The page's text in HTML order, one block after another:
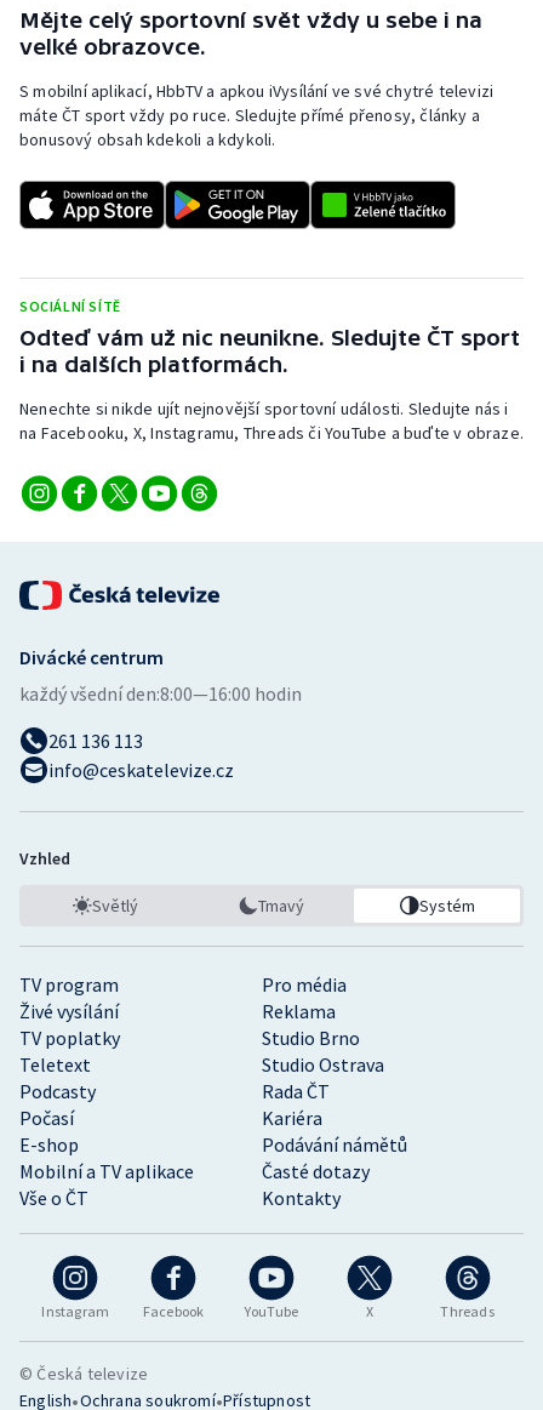
Mějte celý sportovní svět vždy u sebe i na
velké obrazovce.
S mobilní aplikací, HbbTV a apkou iVysílání ve své chytré televizi
máte ČT sport vždy po ruce. Sledujte přímé přenosy, články a
bonusový obsah kdekoli a kdykoli.
SOCIÁLNÍ SÍTĚ
Odteď vám už nic neunikne. Sledujte ČT sport
i na dalších platformách.
Nenechte si nikde ujít nejnovější sportovní události. Sledujte nás i
na Facebooku, X, Instagramu, Threads či YouTube a buďte v obraze.
Instagram Facebook YouTube X Threads
TV program
Pro média
Živé vysílání
Reklama
TV poplatky
Studio Brno
Teletext
Studio Ostrava
Podcasty
Rada ČT
Počasí
Kariéra
E-shop
Podávání námětů
Mobilní a TV aplikace
Časté dotazy
Vše o ČT
Kontakty
Divácké centrum
každý všední den:8:00—16:00 hodin
261 136 113
info@ceskatelevize.cz
Vzhled
Světlý Tmavý Systém
© Česká televize
English•Ochrana soukromí•Přístupnost